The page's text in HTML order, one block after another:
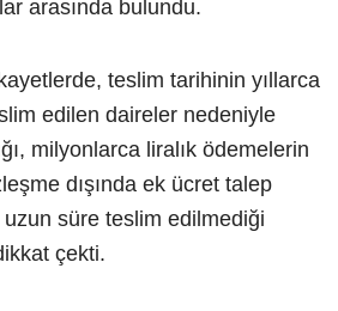
arasında bulundu.
teslim tarihinin yıllarca
edilen daireler nedeniyle
milyonlarca liralık ödemelerin
dışında ek ücret talep
süre teslim edilmediği
çekti.